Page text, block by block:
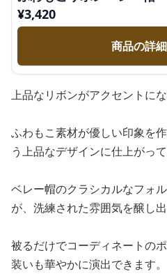
¥3,420
商品の詳
上品なリボンがアクセントに
ふわもこ素材が優しい印象を
う上品なデザインに仕上がって
ベレー帽のクラシカルなフォ
が、洗練された雰囲気を醸し出
被るだけでコーディネートの
装いも華やかに演出できます。